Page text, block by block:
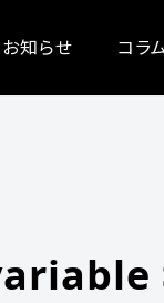
お知らせ コラ